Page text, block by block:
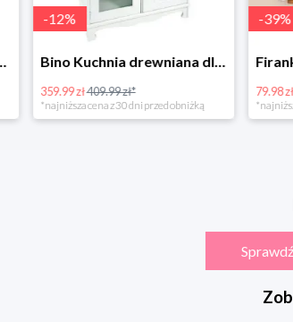
12%
Bino Kuchnia drewniana dla dzieci Provence
359.99 zł409.99 zł*
*najniższa cena z 30 dni przed obniżką
39%
79.98 zł